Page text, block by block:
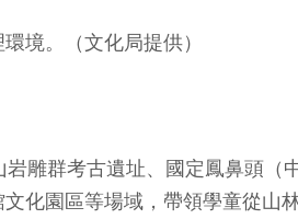
境。（文化局提供）
雕群考古遺址、國定鳳鼻頭
化園區等場域，帶領學童從